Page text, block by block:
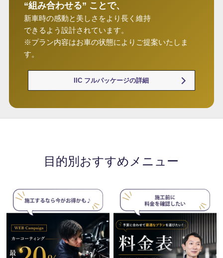
“組み合わせる” ことで、
新車時の感動と美しさをより長く維持
できるよう設計されています。
※プラン内容はお車の状態によりご提案いたしま
す。
IIC フルパッケージの詳細
目的別おすすめメニュー